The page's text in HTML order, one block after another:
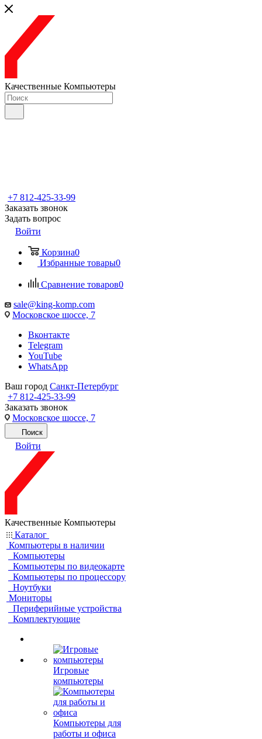
Качественные Компьютеры
+7 812-425-33-99
Заказать звонок
Задать вопрос
Войти
Корзина0
Избранные товары0
Сравнение товаров0
sale@king-komp.com
Московское шоссе, 7
Вконтакте
Telegram
YouTube
WhatsApp
Ваш город Санкт-Петербург
+7 812-425-33-99
Заказать звонок
Московское шоссе, 7
Поиск
Войти
Качественные Компьютеры
Каталог
Компьютеры в наличии
Компьютеры
Компьютеры по видеокарте
Компьютеры по процессору
Ноутбуки
Мониторы
Периферийные устройства
Комплектующие
Игровые
компьютеры
Компьютеры для
работы и офиса